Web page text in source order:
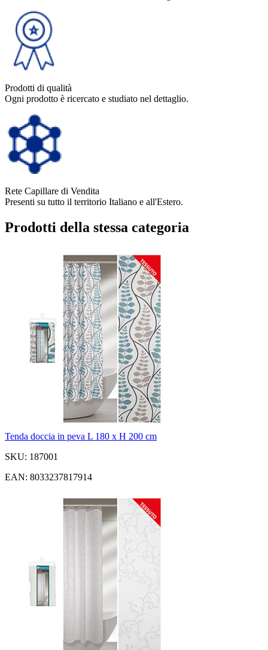
Prodotti di qualità
Ogni prodotto è ricercato e studiato nel dettaglio.
Rete Capillare di Vendita
Presenti su tutto il territorio Italiano e all'Estero.
Prodotti della stessa categoria
Tenda doccia in peva L 180 x H 200 cm
SKU: 187001
EAN: 8033237817914